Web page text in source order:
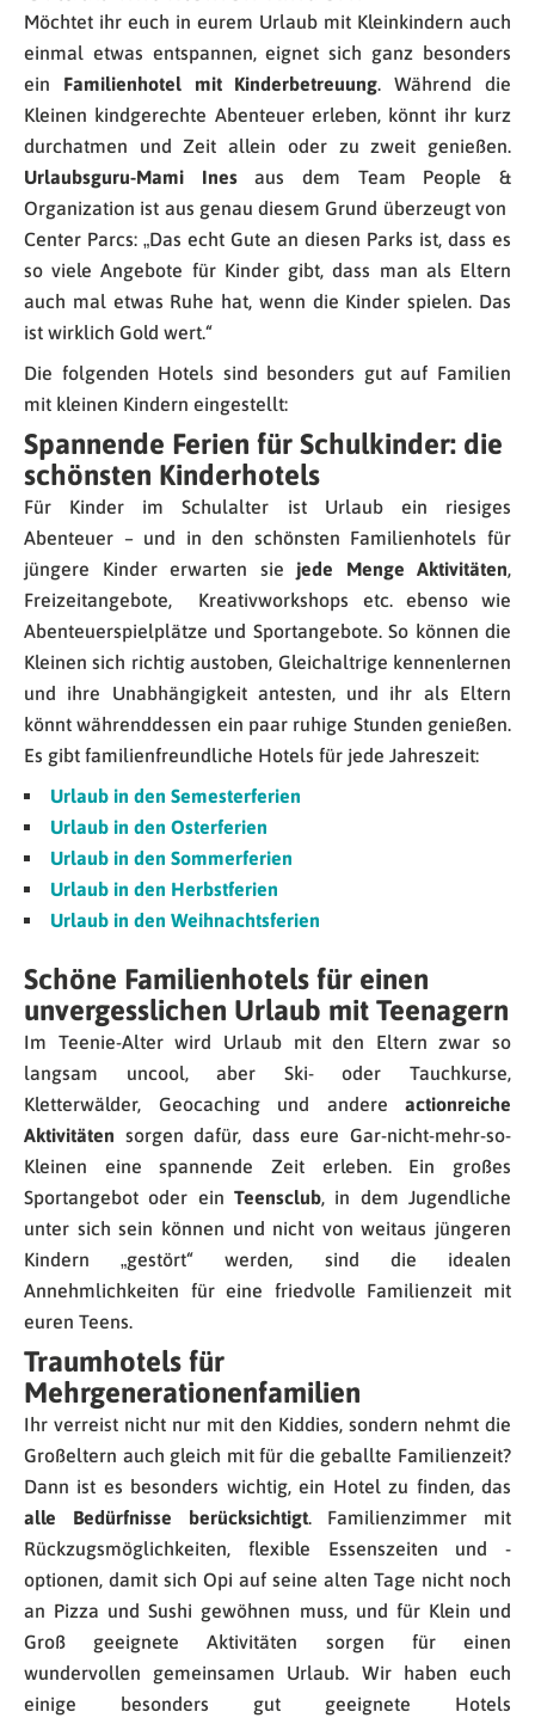
Möchtet ihr euch in eurem Urlaub mit Kleinkindern auch
einmal etwas entspannen, eignet sich ganz besonders
ein Familienhotel mit Kinderbetreuung. Während die
Kleinen kindgerechte Abenteuer erleben, könnt ihr kurz
durchatmen und Zeit allein oder zu zweit genießen.
Urlaubsguru-Mami Inesaus dem Team People &
Organization ist aus genau diesem Grund überzeugt von
Center Parcs: „Das echt Gute an diesen Parks ist, dass es
so viele Angebote für Kinder gibt, dass man als Eltern
auch mal etwas Ruhe hat, wenn die Kinder spielen. Das
ist wirklich Gold wert.“
Die folgenden Hotels sind besonders gut auf Familien
mit kleinen Kindern eingestellt:
Spannende Ferien für Schulkinder: die
schönsten Kinderhotels
Für Kinder im Schulalter ist Urlaub ein riesiges
Abenteuer – und in den schönsten Familienhotels für
jüngere Kinder erwarten sie jede Menge Aktivitäten,
Freizeitangebote, Kreativworkshops etc. ebenso wie
Abenteuerspielplätze und Sportangebote. So können die
Kleinen sich richtig austoben, Gleichaltrige kennenlernen
und ihre Unabhängigkeit antesten, und ihr als Eltern
könnt währenddessen ein paar ruhige Stunden genießen.
Es gibt familienfreundliche Hotels für jede Jahreszeit:
Urlaub in den Semesterferien
Urlaub in den Osterferien
Urlaub in den Sommerferien
Urlaub in den Herbstferien
Urlaub in den Weihnachtsferien
Schöne Familienhotels für einen
unvergesslichen Urlaub mit Teenagern
Im Teenie-Alter wird Urlaub mit den Eltern zwar so
langsam uncool, aber Ski- oder Tauchkurse,
Kletterwälder, Geocaching und andere actionreiche
Aktivitäten sorgen dafür, dass eure Gar-nicht-mehr-so-
Kleinen eine spannende Zeit erleben. Ein großes
Sportangebot oder ein Teensclub, in dem Jugendliche
unter sich sein können und nicht von weitaus jüngeren
Kindern „gestört“ werden, sind die idealen
Annehmlichkeiten für eine friedvolle Familienzeit mit
euren Teens.
Traumhotels für
Mehrgenerationenfamilien
Ihr verreist nicht nur mit den Kiddies, sondern nehmt die
Großeltern auch gleich mit für die geballte Familienzeit?
Dann ist es besonders wichtig, ein Hotel zu finden, das
alle Bedürfnisse berücksichtigt. Familienzimmer mit
Rückzugsmöglichkeiten, flexible Essenszeiten und -
optionen, damit sich Opi auf seine alten Tage nicht noch
an Pizza und Sushi gewöhnen muss, und für Klein und
Groß geeignete Aktivitäten sorgen für einen
wundervollen gemeinsamen Urlaub. Wir haben euch
einige besonders gut geeignete Hotels